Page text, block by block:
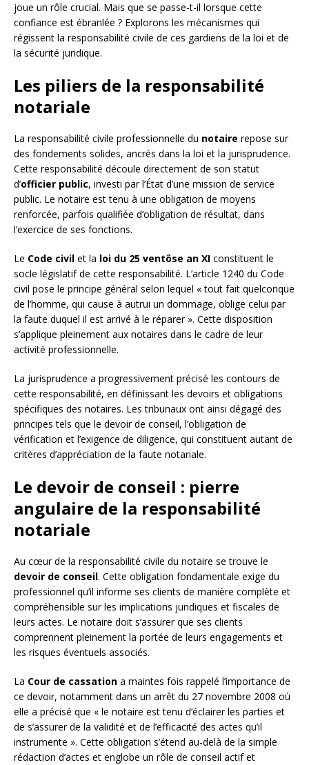
joue un rôle crucial. Mais que se passe-t-il lorsque cette
confiance est ébranlée ? Explorons les mécanismes qui
régissent la responsabilité civile de ces gardiens de la loi et de
la sécurité juridique.
Les piliers de la responsabilité
notariale
La responsabilité civile professionnelle du notaire repose sur
des fondements solides, ancrés dans la loi et la jurisprudence.
Cette responsabilité découle directement de son statut
d’officier public, investi par l’État d’une mission de service
public. Le notaire est tenu à une obligation de moyens
renforcée, parfois qualifiée d’obligation de résultat, dans
l’exercice de ses fonctions.
Le Code civil et la loi du 25 ventôse an XI constituent le
socle législatif de cette responsabilité. L’article 1240 du Code
civil pose le principe général selon lequel « tout fait quelconque
de l’homme, qui cause à autrui un dommage, oblige celui par
la faute duquel il est arrivé à le réparer ». Cette disposition
s’applique pleinement aux notaires dans le cadre de leur
activité professionnelle.
La jurisprudence a progressivement précisé les contours de
cette responsabilité, en définissant les devoirs et obligations
spécifiques des notaires. Les tribunaux ont ainsi dégagé des
principes tels que le devoir de conseil, l’obligation de
vérification et l’exigence de diligence, qui constituent autant de
critères d’appréciation de la faute notariale.
Le devoir de conseil : pierre
angulaire de la responsabilité
notariale
Au cœur de la responsabilité civile du notaire se trouve le
devoir de conseil. Cette obligation fondamentale exige du
professionnel qu’il informe ses clients de manière complète et
compréhensible sur les implications juridiques et fiscales de
leurs actes. Le notaire doit s’assurer que ses clients
comprennent pleinement la portée de leurs engagements et
les risques éventuels associés.
La Cour de cassation a maintes fois rappelé l’importance de
ce devoir, notamment dans un arrêt du 27 novembre 2008 où
elle a précisé que « le notaire est tenu d’éclairer les parties et
de s’assurer de la validité et de l’efficacité des actes qu’il
instrumente ». Cette obligation s’étend au-delà de la simple
rédaction d’actes et englobe un rôle de conseil actif et